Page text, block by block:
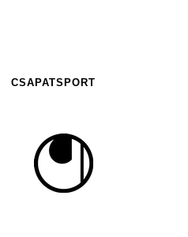
CSAPATSPORT